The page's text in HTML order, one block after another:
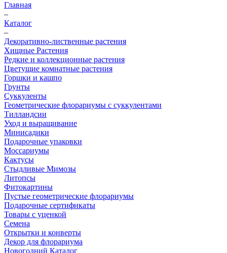
Главная
–
Каталог
–
Декоративно-лиственные растения
Хищные Растения
Редкие и коллекционные растения
Цветущие комнатные растения
Горшки и кашпо
Грунты
Суккуленты
Геометрические флорариумы с суккулентами
Тилландсии
Уход и выращивание
Минисадики
Подарочные упаковки
Моссариумы
Кактусы
Стыдливые Мимозы
Литопсы
Фитокартины
Пустые геометрические флорариумы
Подарочные сертификаты
Товары с уценкой
Семена
Открытки и конверты
Декор для флорариума
Новогодний Каталог